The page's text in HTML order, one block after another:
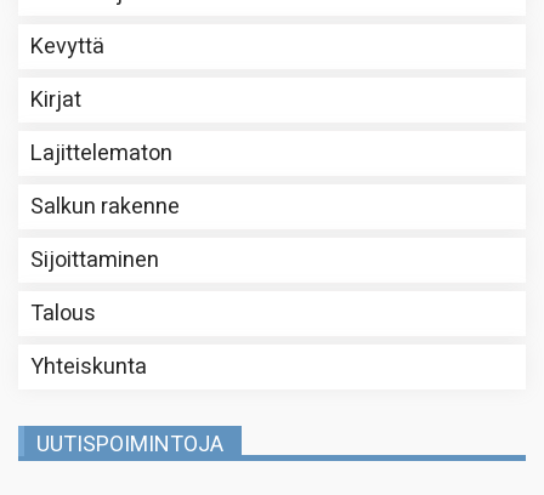
Kevyttä
Kirjat
Lajittelematon
Salkun rakenne
Sijoittaminen
Talous
Yhteiskunta
UUTISPOIMINTOJA